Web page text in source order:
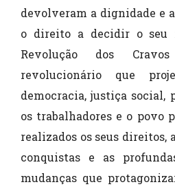
devolveram a dignidade e
o direito a decidir o seu
Revolução dos
revolucionário que
democracia, justiça social,
os trabalhadores e o povo
realizados os seus direitos,
conquistas e as
mudanças que